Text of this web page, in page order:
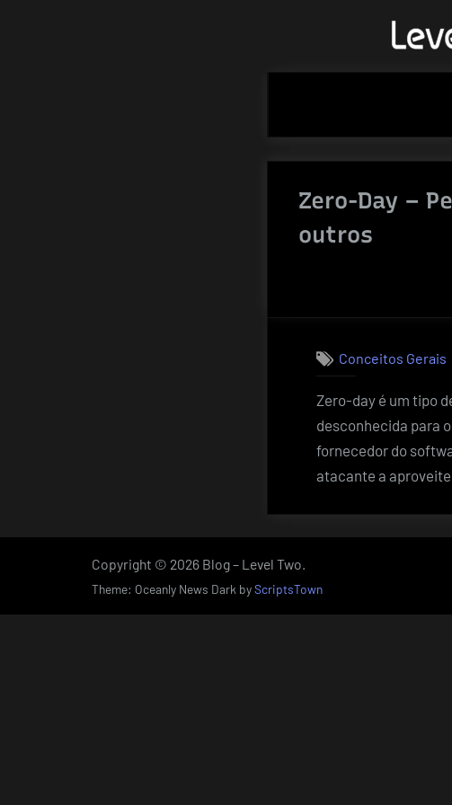
Zero-Day –
outros
Conceitos Gerais
Zero-day é um tipo
desconhecida para
fornecedor do
atacante a
Copyright © 2026 Blog – Level Two.
Theme: Oceanly News Dark byScriptsTown